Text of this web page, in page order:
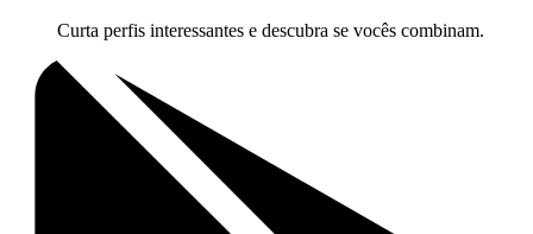
Curta perfis interessantes e descubra se vocês combinam.